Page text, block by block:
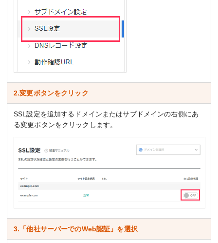
2.変更ボタンをクリック
SSL設定を追加するドメインまたはサブドメインの右側にあ
る変更ボタンをクリックします。
3.「他社サーバーでのWeb認証」を選択